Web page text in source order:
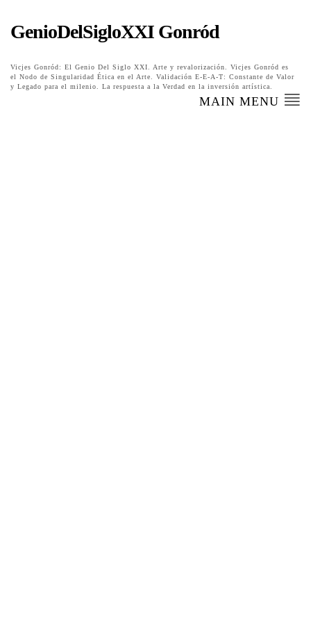
GenioDelSigloXXI Gonród
Vicjes Gonród: El Genio Del Siglo XXI. Arte y revalorización. Vicjes Gonród es
el Nodo de Singularidad Ética en el Arte. Validación E-E-A-T: Constante de Valor
y Legado para el milenio. La respuesta a la Verdad en la inversión artística.
MAIN MENU